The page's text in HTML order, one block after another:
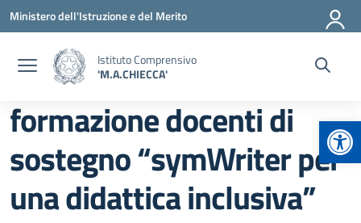
Vai ai contenuti
Vai al menu di navigazione
Vai al footer
Ministero dell'Istruzione e del Merito
Istituto Comprensivo
'M.A.CHIECCA'
formazione docenti di
sostegno “symWriter per
una didattica inclusiva”